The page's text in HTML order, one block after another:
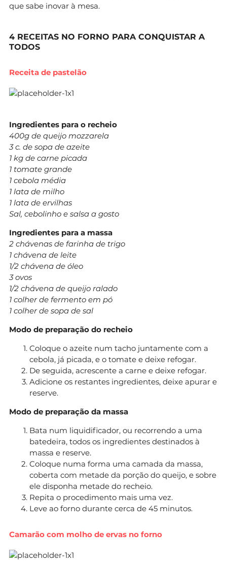
que sabe inovar à mesa.
4 RECEITAS NO FORNO PARA CONQUISTAR A
TODOS
Receita de pastelão
Ingredientes para o recheio
400g de queijo mozzarela
3 c. de sopa de azeite
1 kg de carne picada
1 tomate grande
1 cebola média
1 lata de milho
1 lata de ervilhas
Sal, cebolinho e salsa a gosto
Ingredientes para a massa
2 chávenas de farinha de trigo
1 chávena de leite
1/2 chávena de óleo
3 ovos
1/2 chávena de queijo ralado
1 colher de fermento em pó
1 colher de sopa de sal
Modo de preparação do recheio
Coloque o azeite num tacho juntamente com a
cebola, já picada, e o tomate e deixe refogar.
De seguida, acrescente a carne e deixe refogar.
Adicione os restantes ingredientes, deixe apurar e
reserve.
Modo de preparação da massa
Bata num liquidificador, ou recorrendo a uma
batedeira, todos os ingredientes destinados à
massa e reserve.
Coloque numa forma uma camada da massa,
coberta com metade da porção do queijo, e sobre
ele disponha metade do recheio.
Repita o procedimento mais uma vez.
Leve ao forno durante cerca de 45 minutos.
Camarão com molho de ervas no forno